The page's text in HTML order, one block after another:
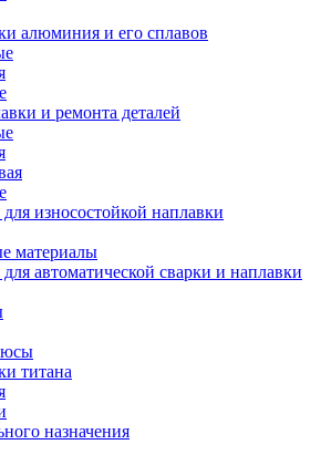
алюминия и его сплавов
и ремонта деталей
износостойкой наплавки
материалы
автоматической сварки и наплавки
титана
назначения